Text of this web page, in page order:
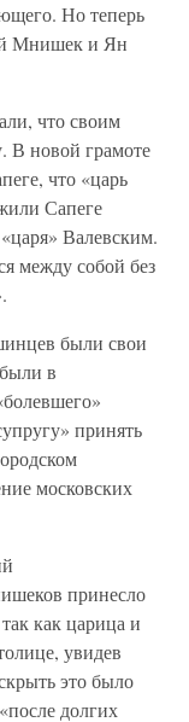
Но теперь
Мнишек и Ян
что своим
В новой грамоте
что «царь
Сапеге
Валевским.
между собой без
были свои
в
принять
московских
принесло
как царица и
увидев
это было
долгих